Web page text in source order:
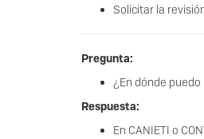
Solicitar la
Pregunta:
¿En dónde
Respuesta:
En CANIETI o